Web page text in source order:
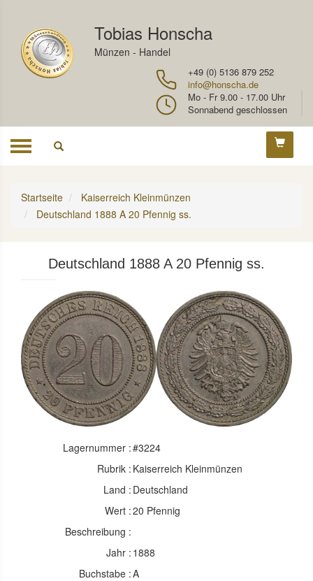
Tobias Honscha
Münzen - Handel
+49 (0) 5136 879 252
info@honscha.de
Mo - Fr 9.00 - 17.00 Uhr
Sonnabend geschlossen
Toggle
Startseite
Kaiserreich Kleinmünzen
Deutschland 1888 A 20 Pfennig ss.
Deutschland 1888 A 20 Pfennig ss.
Lagernummer :#3224
Rubrik : Kaiserreich Kleinmünzen
Land : Deutschland
Wert :20 Pfennig
Beschreibung :
Jahr : 1888
Buchstabe :A